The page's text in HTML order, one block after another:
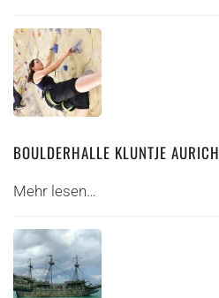
BOULDERHALLE KLUNTJE AURICH
Mehr lesen…